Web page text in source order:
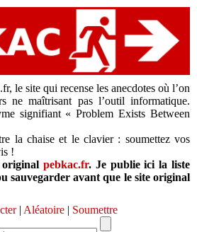
le site qui recense les anecdotes où l’on
ne maîtrisant pas l’outil informatique.
signifiant « Problem Exists Between
la chaise et le clavier : soumettez vos
!
original pebkac.fr. Je publie ici la liste
sauvegarder avant que le site original
| Aléatoire | Soumettre